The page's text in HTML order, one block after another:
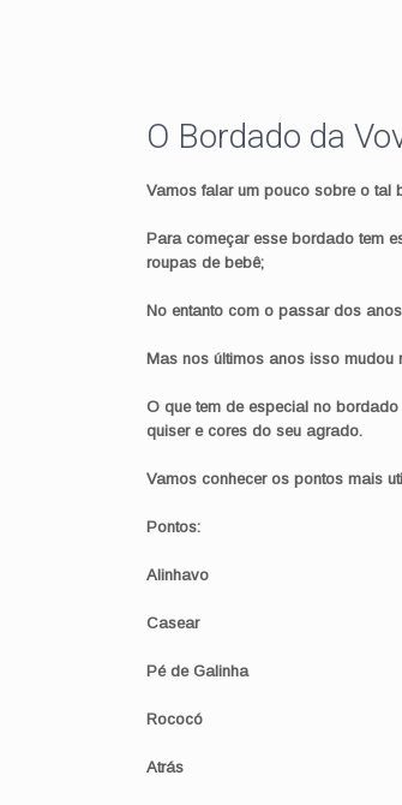
O Bordado da
Vamos falar um pouco sobre o tal
Para começar esse bordado tem
roupas de bebê;
No entanto com o passar dos
Mas nos últimos anos isso
O que tem de especial no
quiser e cores do seu agrado.
Vamos conhecer os pontos mais
Pontos:
Alinhavo
Casear
Pé de Galinha
Rococó
Atrás